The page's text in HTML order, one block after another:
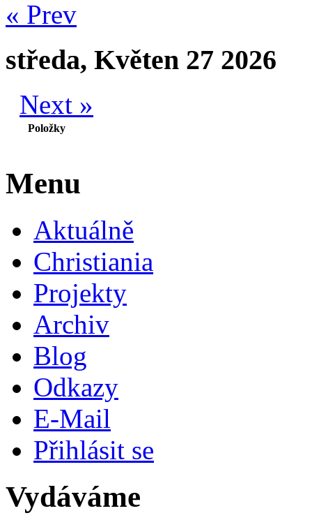
« Prev
středa, Květen 27 2026
Next »
Položky
Menu
Aktuálně
Christiania
Projekty
Archiv
Blog
Odkazy
E-Mail
Přihlásit se
Vydáváme